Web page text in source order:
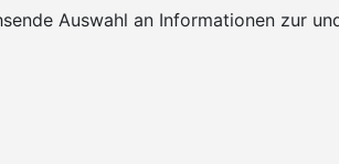
Auswahl an Informationen zur